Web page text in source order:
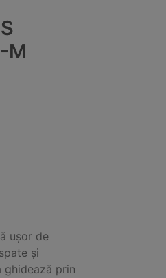
M
ușor de
și
ghidează prin